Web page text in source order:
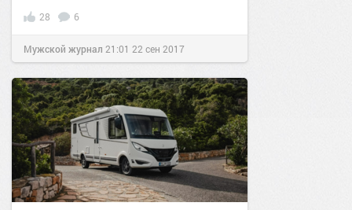
28 6
Мужской журнал 21:01 22 сен 2017